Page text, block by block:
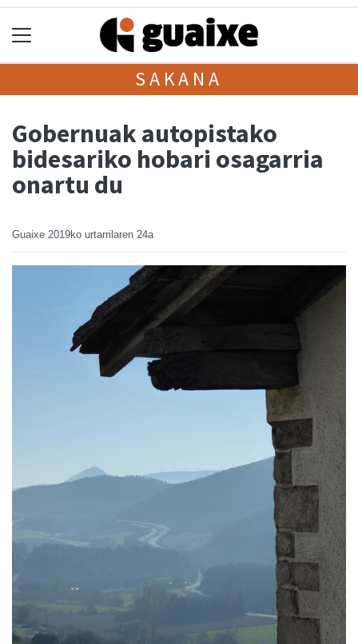
SAKANA
Gobernuak autopistako
bidesariko hobari osagarria
onartu du
Guaixe 2019ko urtarrilaren 24a